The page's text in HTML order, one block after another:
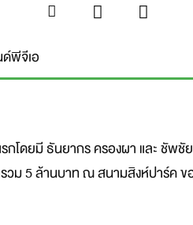
พีจีเอ
โดยมี ธันยากร ครองผา และ ชัพชั
รวม 5 ล้านบาท ณ สนามสิงห์ปาร์ค